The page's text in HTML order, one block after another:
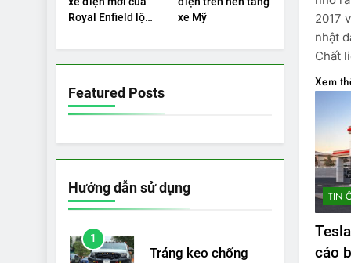
được bao nhiêu km?
lần sạc đầy?
PIN
Royal Enfield lộ
xe Mỹ
Featured Posts
Hướng dẫn sử dụng
1
Tráng keo chống
2017
nhật
Chất
Xem
TIN
cáo